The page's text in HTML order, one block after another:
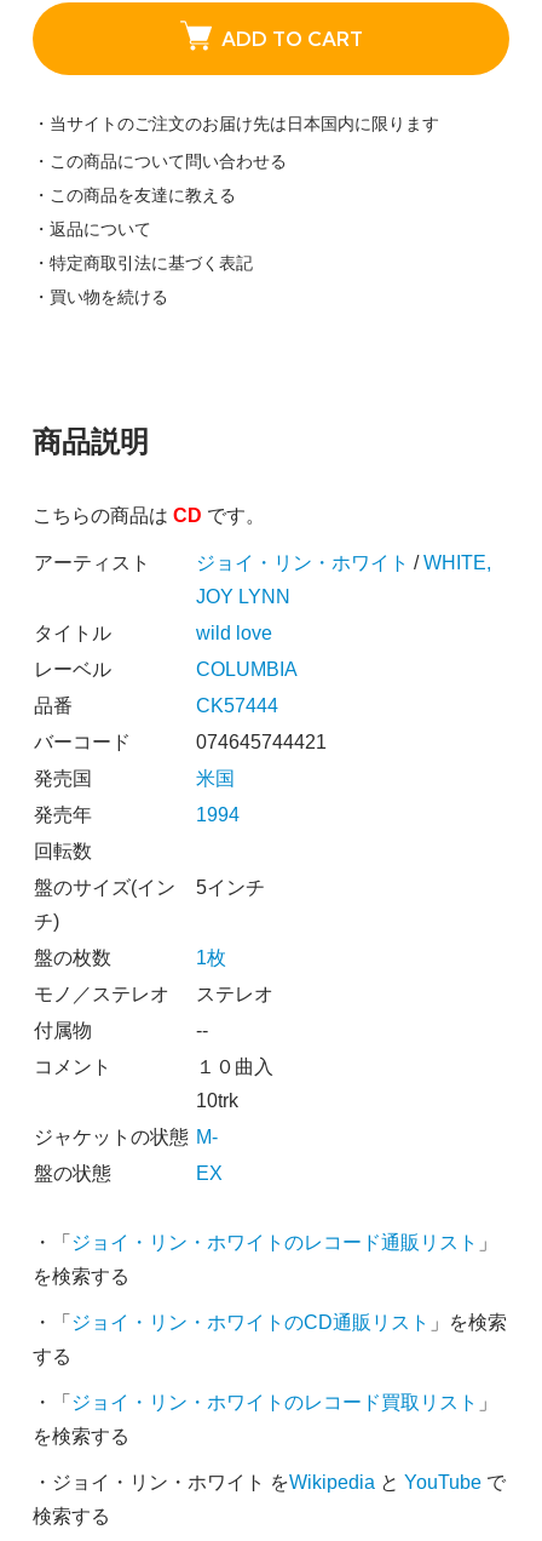
ADD TO CART
・当サイトのご注文のお届け先は日本国内に限ります
・この商品について問い合わせる
・この商品を友達に教える
・返品について
・特定商取引法に基づく表記
・買い物を続ける
商品説明
こちらの商品は CD です。
アーティスト ジョイ・リン・ホワイト /WHITE,
JOY LYNN
タイトル
wild love
レーベル
COLUMBIA
品番
CK57444
バーコード
074645744421
発売国
米国
発売年
1994
回転数
盤のサイズ(イン
チ)
5インチ
盤の枚数
1枚
モノ／ステレオ
ステレオ
付属物
--
コメント
１０曲入
10trk
ジャケットの状態 M-
盤の状態
EX
・「 ジョイ・リン・ホワイトのレコード通販リスト 」
を検索する
・「 ジョイ・リン・ホワイトのCD通販リスト 」を検索
する
・「 ジョイ・リン・ホワイトのレコード買取リスト 」
を検索する
・ジョイ・リン・ホワイト をWikipedia と YouTubeで
検索する